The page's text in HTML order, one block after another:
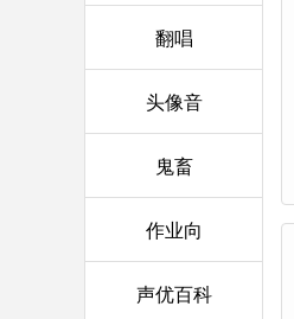
翻唱
头像音
鬼畜
作业向
声优百科